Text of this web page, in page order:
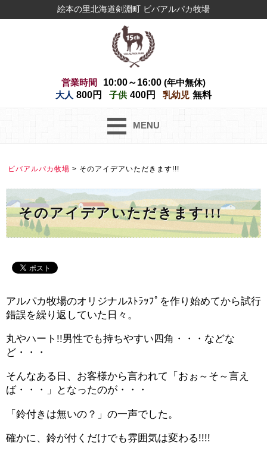
絵本の里北海道剣淵町 ビバアルパカ牧場
営業時間 10:00～16:00 (年中無休)
大人 800円 子供 400円 乳幼児 無料
MENU
ビバアルパカ牧場 > そのアイデアいただきます!!!
そのアイデアいただきます!!!
アルパカ牧場のオリジナルｽﾄﾗｯﾌﾟを作り始めてから試行
錯誤を繰り返していた日々。
丸やハート!!男性でも持ちやすい四角・・・などな
ど・・・
そんなある日、お客様から言われて「おぉ～そ～言え
ば・・・」となったのが・・・
「鈴付きは無いの？」の一声でした。
確かに、鈴が付くだけでも雰囲気は変わる!!!!